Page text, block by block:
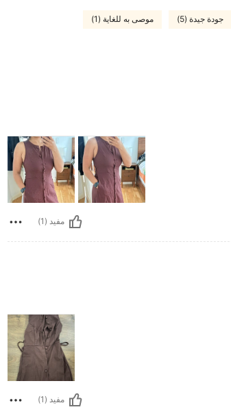
جودة جيدة (5) موصى به للغاية (1)
مفيد (1)
مفيد (1)